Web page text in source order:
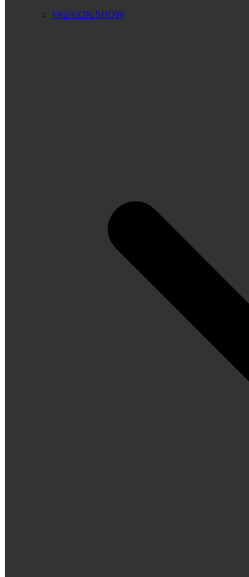
FASHION SHOW